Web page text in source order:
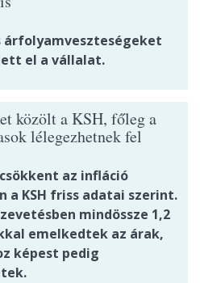
árfolyamveszteségeket
el a vállalat.
közölt a KSH, főleg a
lélegezhetnek fel
az infláció
a KSH friss adatai szerint.
mindössze 1,2
emelkedtek az árak,
képest pedig